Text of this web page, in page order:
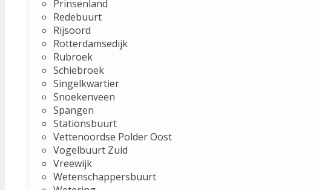
Prinsenland
Redebuurt
Rijsoord
Rotterdamsedijk
Rubroek
Schiebroek
Singelkwartier
Snoekenveen
Spangen
Stationsbuurt
Vettenoordse Polder Oost
Vogelbuurt Zuid
Vreewijk
Wetenschappersbuurt